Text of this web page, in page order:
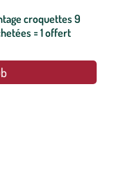
croquettes 9
= 1 offert